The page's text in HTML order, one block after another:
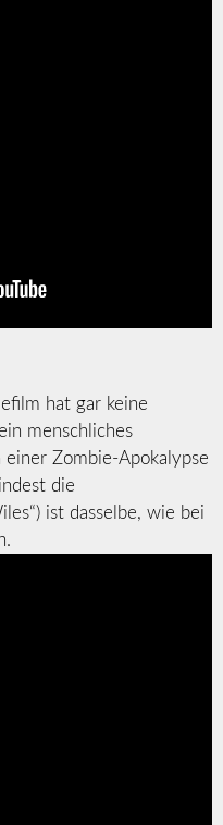
hat gar keine
menschliches
Zombie-Apokalypse
die
ist dasselbe, wie bei